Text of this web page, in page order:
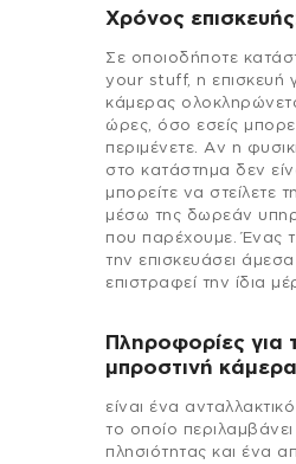
Χρόνος
Σε οποιοδήποτε
your stuff, η επισκευή
κάμερας
ώρες, όσο εσείς
περιμένετε. Αν η
στο κατάστημα δεν
μπορείτε να στείλετε
μέσω της δωρεάν
που παρέχουμε. Ένας
την επισκευάσει
επιστραφεί την ίδια
Πληροφορίες για
μπροστινή
είναι ένα
το οποίο
πλησιότητας και ένα